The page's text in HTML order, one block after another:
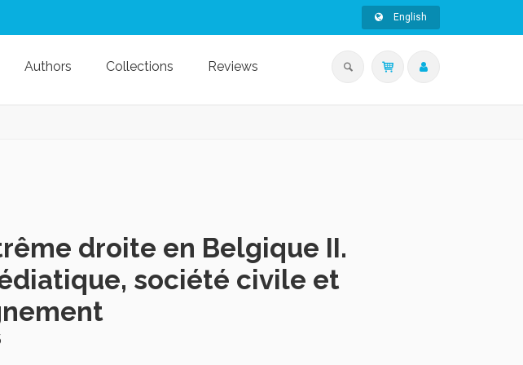
English
Authors Collections Reviews
droite en Belgique II.
société civile et